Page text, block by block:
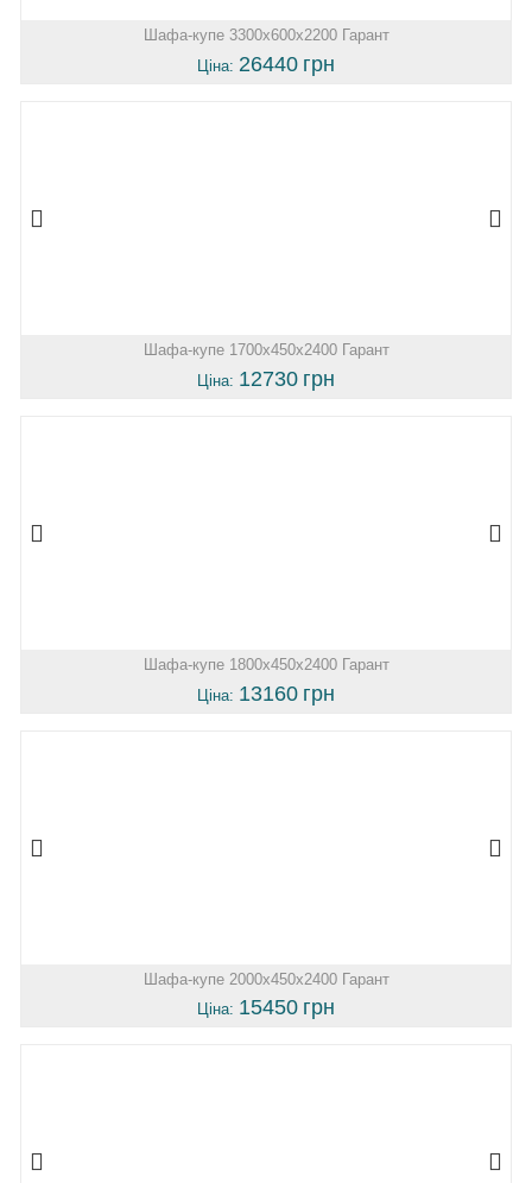
Шафа-купе 3300х600х2200 Гарант
Ціна: 26440 грн
Шафа-купе 1700х450х2400 Гарант
Ціна: 12730 грн
Шафа-купе 1800х450х2400 Гарант
Ціна: 13160 грн
Шафа-купе 2000х450х2400 Гарант
Ціна: 15450 грн